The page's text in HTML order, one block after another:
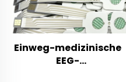
Einweg-medizinische
EEG-